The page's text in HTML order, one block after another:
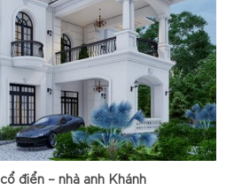
điển – nhà anh Khánh